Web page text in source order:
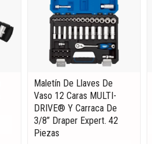
Maletín De Llaves De
Vaso 12 Caras MULTI-
DRIVE® Y Carraca De
3/8” Draper Expert. 42
Piezas